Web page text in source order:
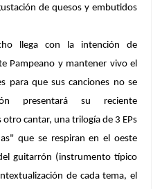
de quesos y embutidos
llega con la intención de
Pampeano y mantener vivo el
para que sus canciones no se
presentará su reciente
cantar, una trilogía de 3 EPs
que se respiran en el oeste
guitarrón (instrumento típico
de cada tema, el